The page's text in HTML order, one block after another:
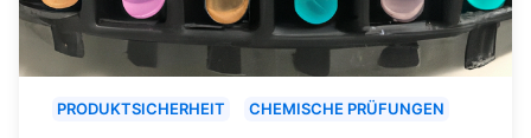
PRODUKTSICHERHEIT CHEMISCHE PRÜFUNGEN